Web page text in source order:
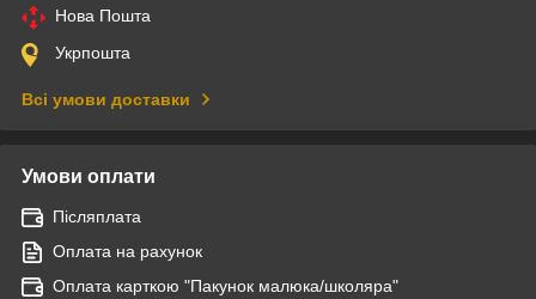
Нова Пошта
Укрпошта
Всі умови доставки
Умови оплати
Післяплата
Оплата на рахунок
Оплата карткою "Пакунок малюка/школяра"